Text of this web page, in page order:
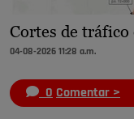
Cortes de
04-08-2026 11:28 a.m.
0 Comentar >